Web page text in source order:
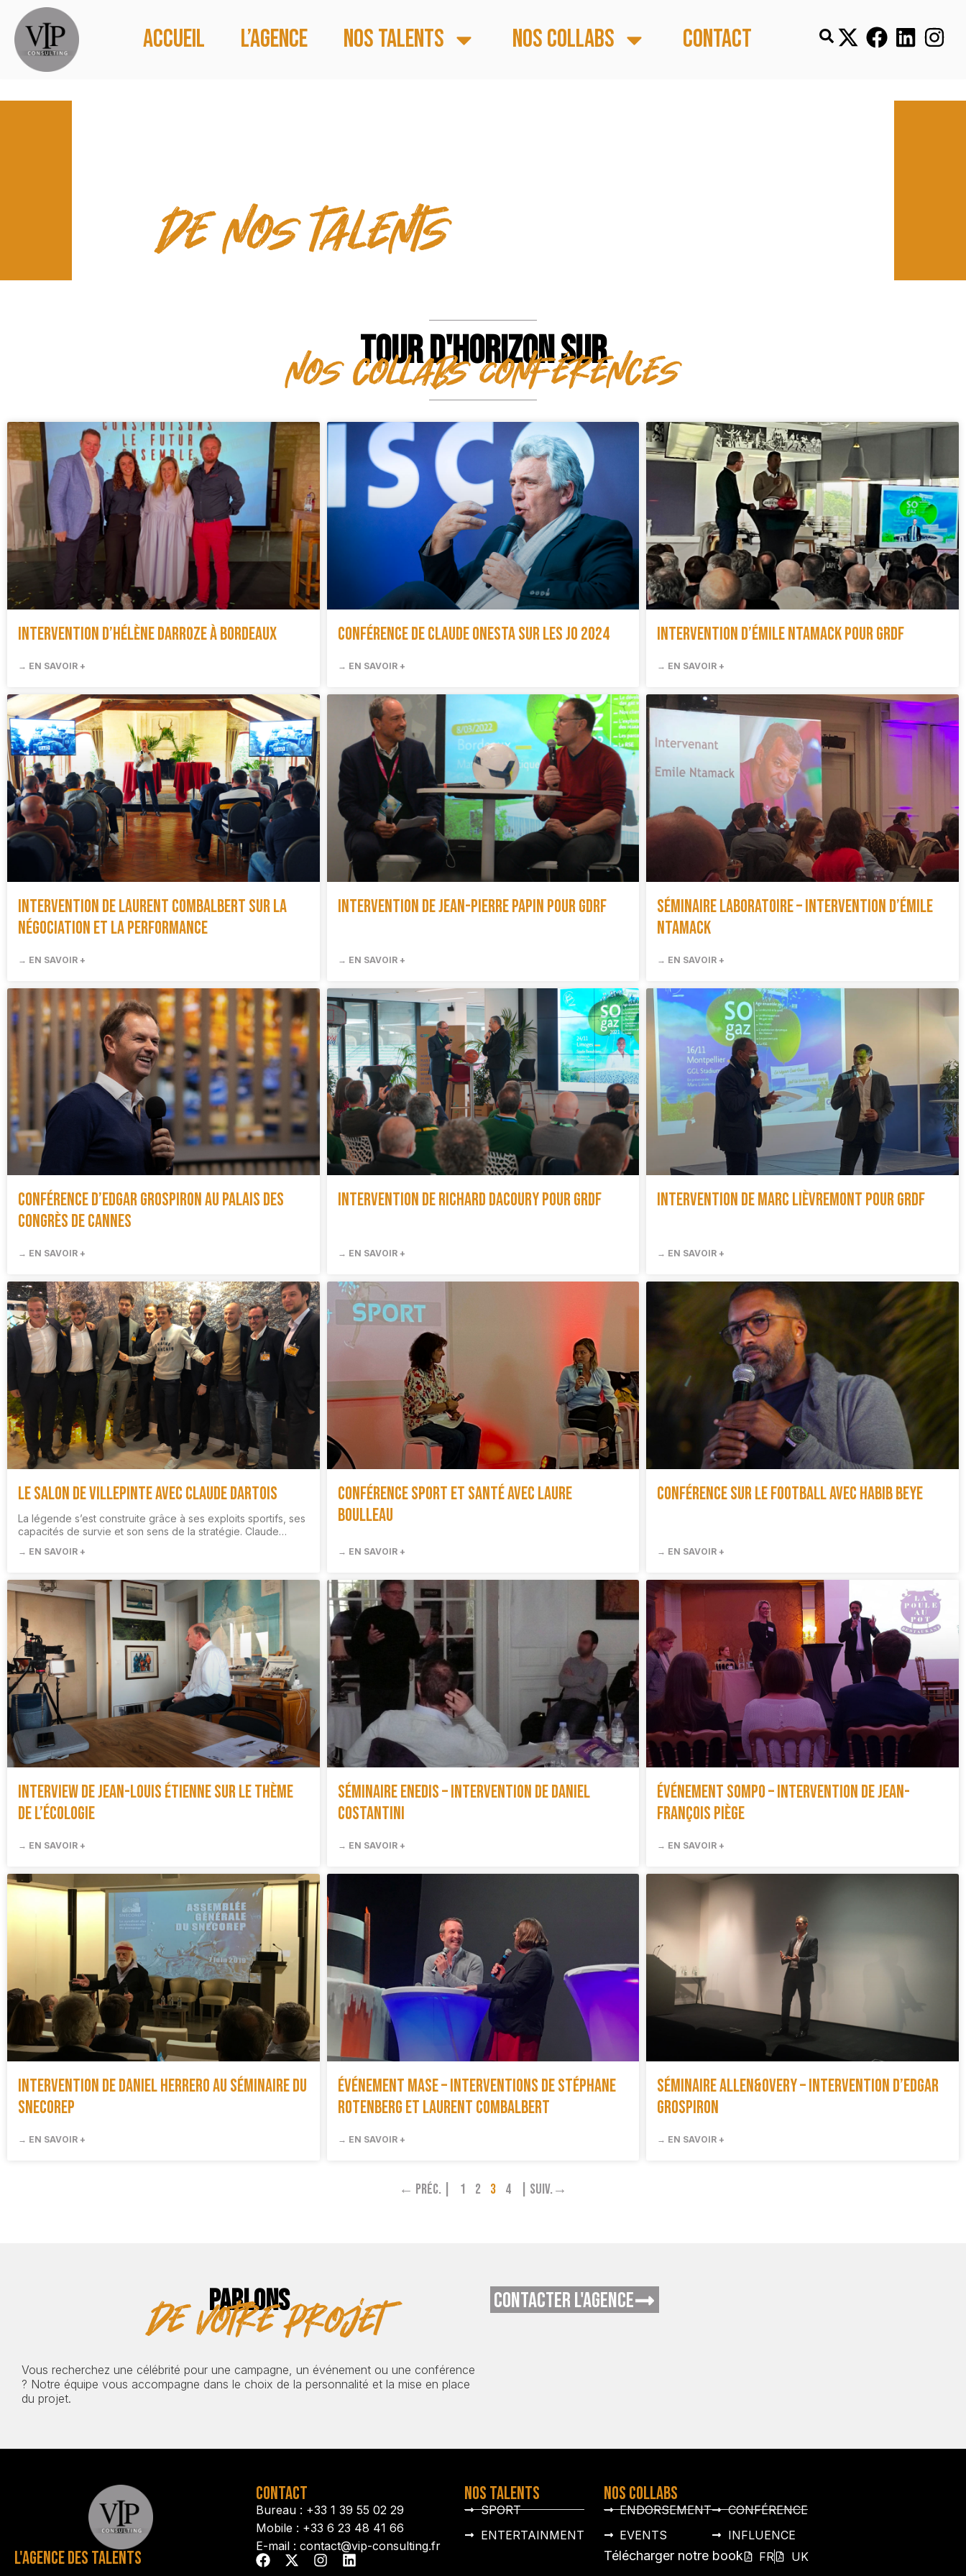
Accueil L’agence Nos talents Nos collabs Contact
PRISES DE PAROLE & TEMPS FORTS
de nos talents
TOUR D'HORIZON SUR
nos collabs Conférences
Intervention d’Hélène Darroze à Bordeaux
→ EN SAVOIR +
Conférence de Claude Onesta sur les JO 2024
→ EN SAVOIR +
Intervention d’Émile Ntamack pour GRDF
→ EN SAVOIR +
Intervention de Laurent Combalbert sur la
négociation et la performance
→ EN SAVOIR +
Intervention de Jean-Pierre Papin pour GDRF
→ EN SAVOIR +
Séminaire Laboratoire – Intervention d’Émile
Ntamack
→ EN SAVOIR +
Conférence d’Edgar Grospiron au Palais des
Congrès de Cannes
→ EN SAVOIR +
Intervention de Richard Dacoury pour GRDF
→ EN SAVOIR +
Intervention de Marc Lièvremont pour GRDF
→ EN SAVOIR +
Le Salon de Villepinte avec Claude Dartois
La légende s’est construite grâce à ses exploits sportifs, ses
capacités de survie et son sens de la stratégie. Claude…
→ EN SAVOIR +
Conférence sport et santé avec Laure
Boulleau
→ EN SAVOIR +
Conférence sur le football avec Habib Beye
→ EN SAVOIR +
Interview de Jean-Louis Étienne sur le thème
de l’écologie
→ EN SAVOIR +
Séminaire ENEDIS – Intervention de Daniel
Costantini
→ EN SAVOIR +
Événement SOMPO – Intervention de Jean-
François Piège
→ EN SAVOIR +
Intervention de Daniel Herrero au séminaire du
SNECOREP
→ EN SAVOIR +
Événement MASE – Interventions de Stéphane
Rotenberg et Laurent Combalbert
→ EN SAVOIR +
Séminaire Allen&Overy – Intervention d’Edgar
Grospiron
→ EN SAVOIR +
← Préc. | 1 2 3 4 | Suiv.→
PARLONS
de votre projet
Vous recherchez une célébrité pour une campagne, un événement ou une conférence
? Notre équipe vous accompagne dans le choix de la personnalité et la mise en place
du projet.
CONTACTER L'AGENCE
L'AGENCE DES TALENTS
CONTACT
Bureau : +33 1 39 55 02 29
Mobile : +33 6 23 48 41 66
E-mail : contact@vip-consulting.fr
NOS TALENTS
SPORT
ENTERTAINMENT
NOS COLLABS
ENDORSEMENT
EVENTS
CONFÉRENCE
INFLUENCE
Télécharger notre book FR UK